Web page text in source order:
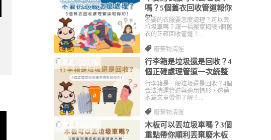
嗎？5個舊衣回收管道報你
知
廢棄物清運
不要的衣服要怎麼處理？可以丟
垃圾車嗎？讓一福搬家揭曉5個舊
衣的正確回收管道！...
瀏覽數：255.1K
行李箱是垃圾還是回收？4
個正確處理管道一次統整
廢棄物清運
行李箱是一般垃圾還是回收？4個
合法清運管道與適用情形，透過
本篇文章帶你了解！...
瀏覽數：232.9K
木板可以丟垃圾車嗎？3個
重點帶你順利丟棄廢木板